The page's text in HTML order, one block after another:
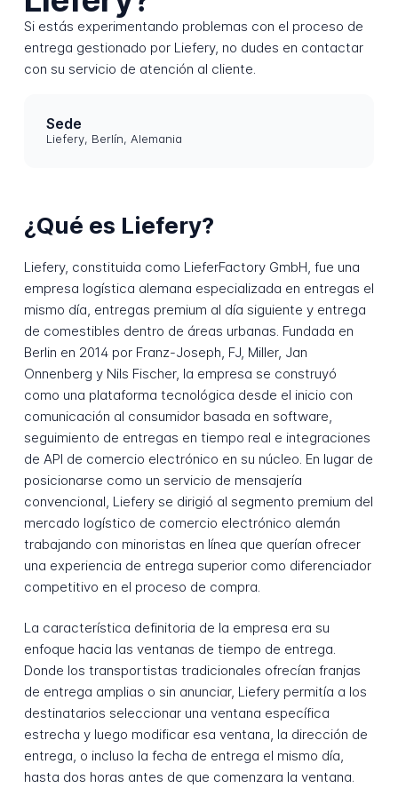
Si estás experimentando problemas con el proceso de
entrega gestionado por Liefery, no dudes en contactar
con su servicio de atención al cliente.
Sede
Liefery, Berlín, Alemania
¿Qué es Liefery?
Liefery, constituida como LieferFactory GmbH, fue una
empresa logística alemana especializada en entregas el
mismo día, entregas premium al día siguiente y entrega
de comestibles dentro de áreas urbanas. Fundada en
Berlin en 2014 por Franz-Joseph, FJ, Miller, Jan
Onnenberg y Nils Fischer, la empresa se construyó
como una plataforma tecnológica desde el inicio con
comunicación al consumidor basada en software,
seguimiento de entregas en tiempo real e integraciones
de API de comercio electrónico en su núcleo. En lugar de
posicionarse como un servicio de mensajería
convencional, Liefery se dirigió al segmento premium del
mercado logístico de comercio electrónico alemán
trabajando con minoristas en línea que querían ofrecer
una experiencia de entrega superior como diferenciador
competitivo en el proceso de compra.
La característica definitoria de la empresa era su
enfoque hacia las ventanas de tiempo de entrega.
Donde los transportistas tradicionales ofrecían franjas
de entrega amplias o sin anunciar, Liefery permitía a los
destinatarios seleccionar una ventana específica
estrecha y luego modificar esa ventana, la dirección de
entrega, o incluso la fecha de entrega el mismo día,
hasta dos horas antes de que comenzara la ventana.